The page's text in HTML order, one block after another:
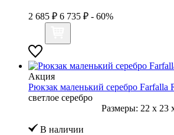
2 685 ₽ 6 735 ₽ - 60%
Акция
Рюкзак маленький серебро Farfalla
светлое серебро
Размеры: 22 x 23
В наличии